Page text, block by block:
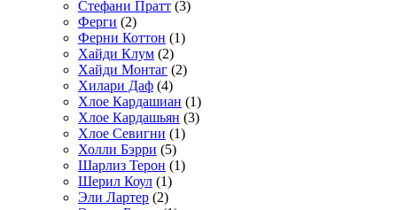
Стефани Пратт (3)
Ферги (2)
Ферни Коттон (1)
Хайди Клум (2)
Хайди Монтаг (2)
Хилари Даф (4)
Хлое Кардашиан (1)
Хлое Кардашьян (3)
Хлое Севигни (1)
Холли Бэрри (5)
Шарлиз Терон (1)
Шерил Коул (1)
Эли Лартер (2)